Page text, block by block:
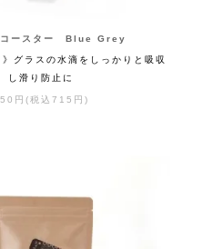
コースター Blue Grey
》グラスの水滴をしっかりと吸収
し滑り防止に
円(税込715円)